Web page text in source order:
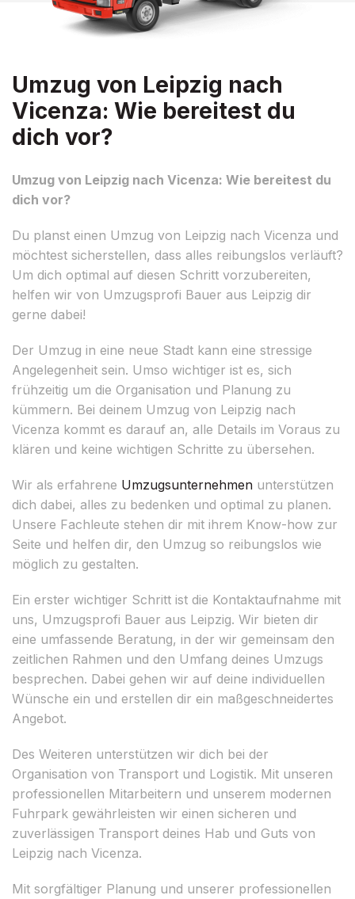
Umzug von Leipzig nach
Vicenza: Wie bereitest du
dich vor?
Umzug von Leipzig nach Vicenza: Wie bereitest du
dich vor?
Du planst einen Umzug von Leipzig nach Vicenza und
möchtest sicherstellen, dass alles reibungslos verläuft?
Um dich optimal auf diesen Schritt vorzubereiten,
helfen wir von Umzugsprofi Bauer aus Leipzig dir
gerne dabei!
Der Umzug in eine neue Stadt kann eine stressige
Angelegenheit sein. Umso wichtiger ist es, sich
frühzeitig um die Organisation und Planung zu
kümmern. Bei deinem Umzug von Leipzig nach
Vicenza kommt es darauf an, alle Details im Voraus zu
klären und keine wichtigen Schritte zu übersehen.
Wir als erfahrene Umzugsunternehmen unterstützen
dich dabei, alles zu bedenken und optimal zu planen.
Unsere Fachleute stehen dir mit ihrem Know-how zur
Seite und helfen dir, den Umzug so reibungslos wie
möglich zu gestalten.
Ein erster wichtiger Schritt ist die Kontaktaufnahme mit
uns, Umzugsprofi Bauer aus Leipzig. Wir bieten dir
eine umfassende Beratung, in der wir gemeinsam den
zeitlichen Rahmen und den Umfang deines Umzugs
besprechen. Dabei gehen wir auf deine individuellen
Wünsche ein und erstellen dir ein maßgeschneidertes
Angebot.
Des Weiteren unterstützen wir dich bei der
Organisation von Transport und Logistik. Mit unseren
professionellen Mitarbeitern und unserem modernen
Fuhrpark gewährleisten wir einen sicheren und
zuverlässigen Transport deines Hab und Guts von
Leipzig nach Vicenza.
Mit sorgfältiger Planung und unserer professionellen